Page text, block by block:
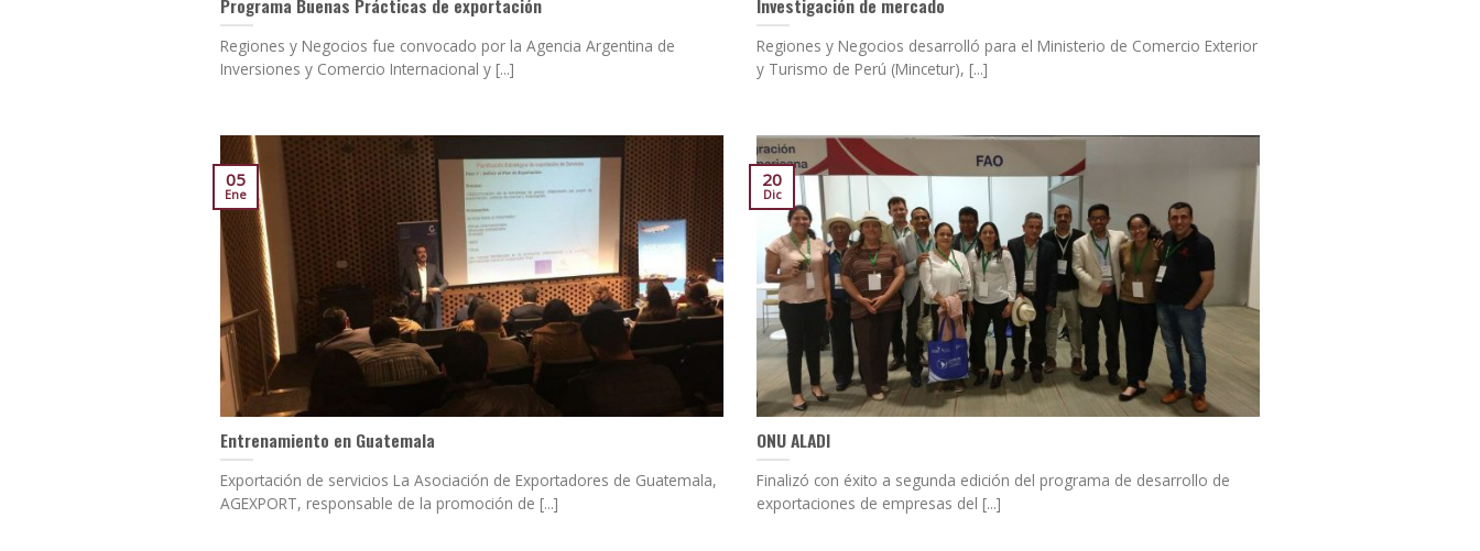
Programa Buenas Prácticas de exportación
Regiones y Negocios fue convocado por la Agencia Argentina de
Inversiones y Comercio Internacional y [...]
Investigación de mercado
Regiones y Negocios desarrolló para el Ministerio de Comercio Exterior
y Turismo de Perú (Mincetur), [...]
Entrenamiento en Guatemala
Exportación de servicios La Asociación de Exportadores de Guatemala,
AGEXPORT, responsable de la promoción de [...]
05
Ene
ONU ALADI
Finalizó con éxito a segunda edición del programa de desarrollo de
exportaciones de empresas del [...]
20
Dic